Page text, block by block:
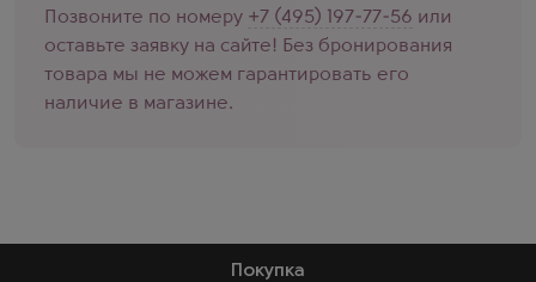
Позвоните по номеру +7 (495) 197-77-56 или
оставьте заявку на сайте! Без бронирования
товара мы не можем гарантировать его
наличие в магазине.
Покупка